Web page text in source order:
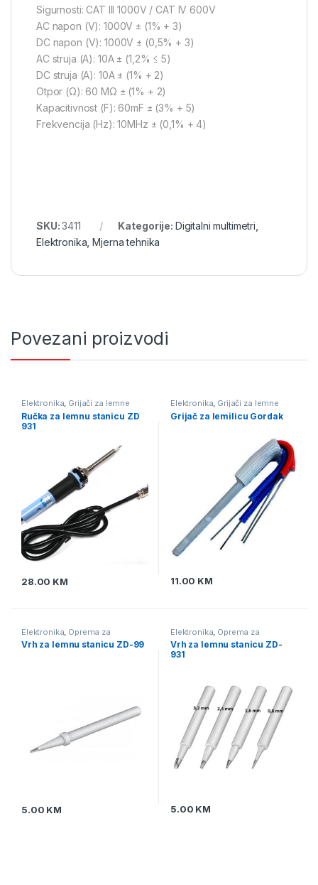
Sigurnosti: CAT III 1000V / CAT IV 600V
AC napon (V): 1000V ± (1% + 3)
DC napon (V): 1000V ± (0,5% + 3)
AC struja (A): 10A ± (1,2% ≤ 5)
DC struja (A): 10A ± (1% + 2)
Otpor (Ω): 60 MΩ ± (1% + 2)
Kapacitivnost (F): 60mF ± (3% + 5)
Frekvencija (Hz): 10MHz ± (0,1% + 4)
SKU:3411 Kategorije: Digitalni multimetri
Elektronika ,Mjerna tehnika
Povezani proizvodi
Elektronika, Grijači za lemne
stanice Lemne stanice, Oprema
za lemljenje,Pomagala i alat za
lemljenje
Ručka za lemnu stanicu ZD
931
28.00 KM
Elektronika, Grijači za lemne
stanice Oprema za lemljenje
Grijač za lemilicu Gordak
11.00 KM
Elektronika Oprema za
lemljenje Vrhovi za lemne
stanice
Vrh za lemnu stanicu ZD-99
5.00 KM
Elektronika Oprema za
lemljenje Vrhovi za lemne
stanice
Vrh za lemnu stanicu ZD-
931
5.00 KM